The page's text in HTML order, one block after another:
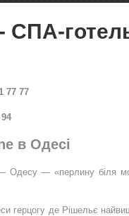
СПА-
77 77
в Одесі
— «перлину біля
герцогу де Рішельє